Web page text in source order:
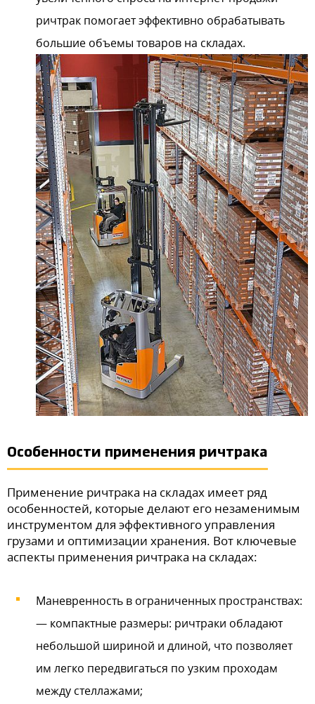
ричтрак помогает эффективно обрабатывать
большие объемы товаров на складах.
Особенности применения ричтрака
Применение ричтрака на складах имеет ряд
особенностей, которые делают его незаменимым
инструментом для эффективного управления
грузами и оптимизации хранения. Вот ключевые
аспекты применения ричтрака на складах:
Маневренность в ограниченных пространствах:
— компактные размеры: ричтраки обладают
небольшой шириной и длиной, что позволяет
им легко передвигаться по узким проходам
между стеллажами;